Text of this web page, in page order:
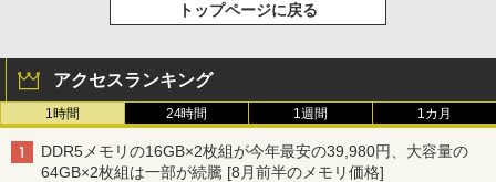
トップページに戻る
アクセスランキング
1時間 24時間 1週間 1カ月
DDR5メモリの16GB×2枚組が今年最安の39,980円、大容量の
64GB×2枚組は一部が続騰 [8月前半のメモリ価格]